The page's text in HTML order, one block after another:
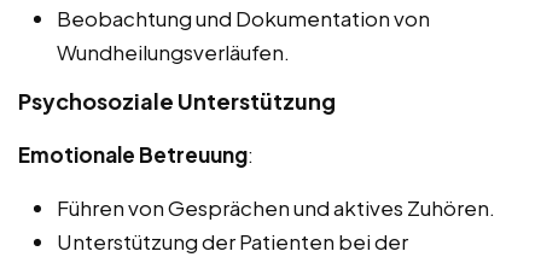
Beobachtung und Dokumentation von
Wundheilungsverläufen.
Psychosoziale Unterstützung
Emotionale Betreuung:
Führen von Gesprächen und aktives Zuhören.
Unterstützung der Patienten bei der